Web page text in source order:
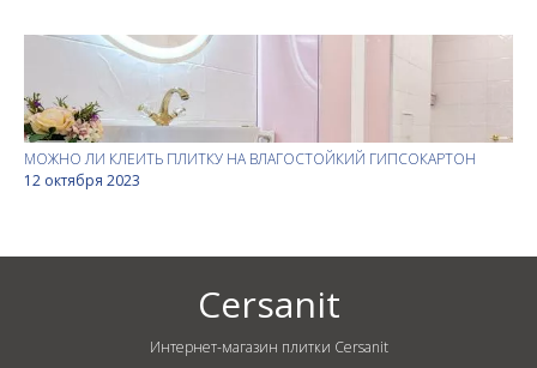
МОЖНО ЛИ КЛЕИТЬ ПЛИТКУ НА ВЛАГОСТОЙКИЙ ГИПСОКАРТОН
12 октября 2023
Cersanit
Интернет-магазин плитки Cersanit